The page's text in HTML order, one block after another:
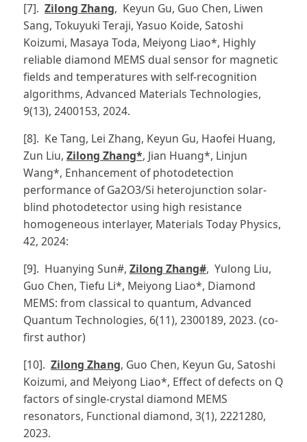
[7]. Zilong Zhang, Keyun Gu, Guo Chen, Liwen
Sang, Tokuyuki Teraji, Yasuo Koide, Satoshi
Koizumi, Masaya Toda, Meiyong Liao*, Highly
reliable diamond MEMS dual sensor for magnetic
fields and temperatures with self-recognition
algorithms, Advanced Materials Technologies,
9(13), 2400153, 2024.
[8]. Ke Tang, Lei Zhang, Keyun Gu, Haofei Huang,
Zun Liu, Zilong Zhang*, Jian Huang*, Linjun
Wang*, Enhancement of photodetection
performance of Ga2O3/Si heterojunction solar-
blind photodetector using high resistance
homogeneous interlayer, Materials Today Physics,
42, 2024:
[9]. Huanying Sun#, Zilong Zhang#, Yulong Liu,
Guo Chen, Tiefu Li*, Meiyong Liao*, Diamond
MEMS: from classical to quantum, Advanced
Quantum Technologies, 6(11), 2300189, 2023. (co-
first author)
[10]. Zilong Zhang, Guo Chen, Keyun Gu, Satoshi
Koizumi, and Meiyong Liao*, Effect of defects on Q
factors of single-crystal diamond MEMS
resonators, Functional diamond, 3(1), 2221280,
2023.